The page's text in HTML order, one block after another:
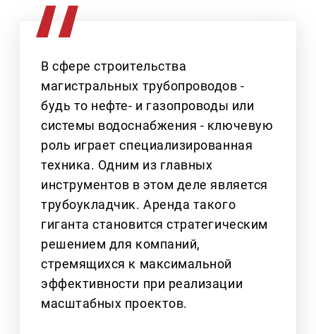
В сфере строительства
магистральных трубопроводов -
будь то нефте- и газопроводы или
системы водоснабжения - ключевую
роль играет специализированная
техника. Одним из главных
инструментов в этом деле является
трубоукладчик. Аренда такого
гиганта становится стратегическим
решением для компаний,
стремящихся к максимальной
эффективности при реализации
масштабных проектов.